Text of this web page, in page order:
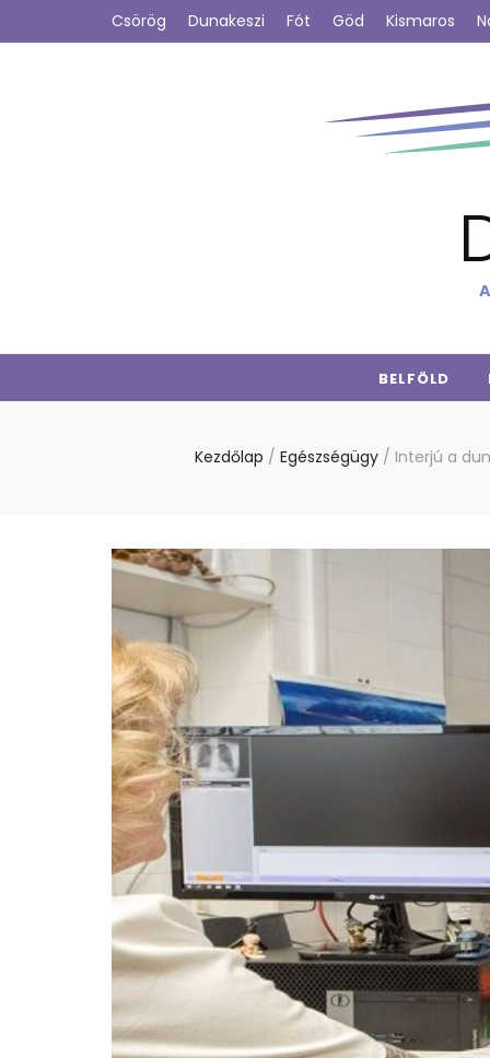
Csörög Dunakeszi Fót Göd Kismaros
BELFÖLD
Kezdőlap / Egészségügy / Interjú a